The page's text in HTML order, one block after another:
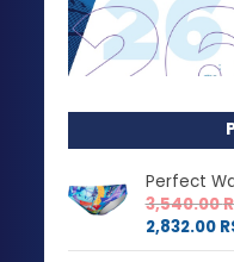
Perfect
3,540.00
2,832.00